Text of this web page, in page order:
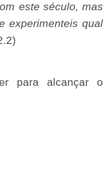
este século, mas
experimenteis qual
para alcançar o